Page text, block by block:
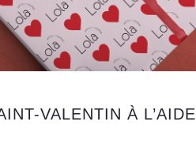
VALENTIN À L’AIDE